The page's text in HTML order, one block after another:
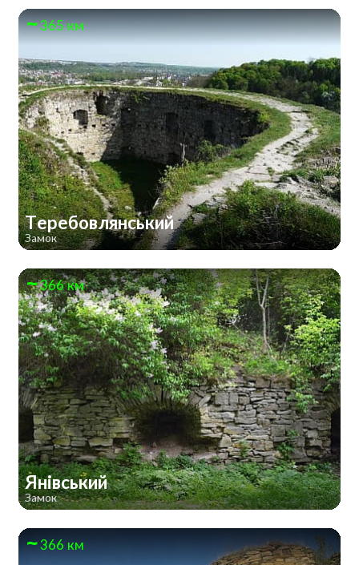
365 км
Теребовлянський
Замок
366 км
Янівський
Замок
366 км